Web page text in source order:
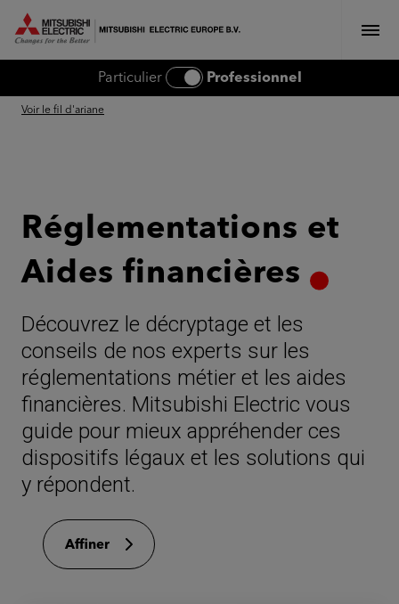
MITSUBISHI ELECTRIC EUROPE
Particulier Professionnel
Voir le fil d'ariane
Réglementations et
Aides financières
Découvrez le décryptage et les
conseils de nos experts sur les
réglementations métier et les aides
financières. Mitsubishi Electric vous
guide pour mieux appréhender ces
dispositifs légaux et les solutions qui
y répondent.
Affiner